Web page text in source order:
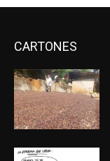
CARTONES